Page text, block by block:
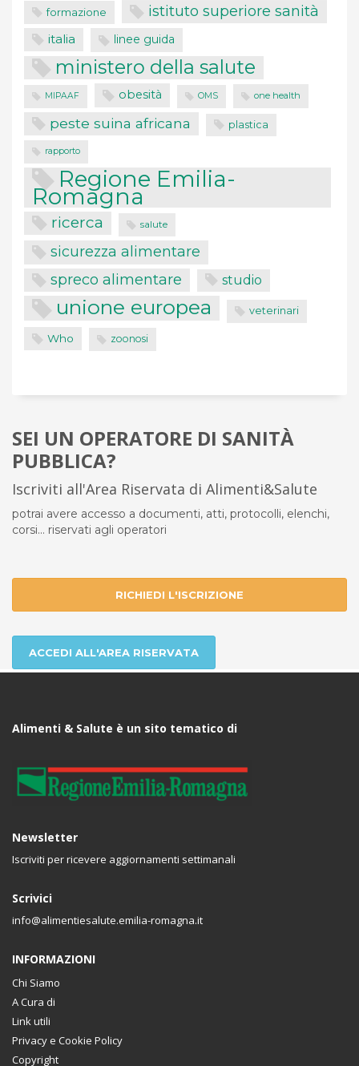
formazione istituto superiore sanità
italia linee guida
ministero della salute
MIPAAF obesità OMS one health
peste suina africana plastica
rapporto
Regione Emilia-
Romagna
ricerca salute
sicurezza alimentare
spreco alimentare studio
unione europea veterinari
Who zoonosi
SEI UN OPERATORE DI SANITÀ
PUBBLICA?
Iscriviti all'Area Riservata di Alimenti&Salute
potrai avere accesso a documenti, atti, protocolli, elenchi,
corsi... riservati agli operatori
RICHIEDI L'ISCRIZIONE
ACCEDI ALL'AREA RISERVATA
Alimenti & Salute è un sito tematico di
Newsletter
Iscriviti per ricevere aggiornamenti settimanali
Scrivici
info@alimentiesalute.emilia-romagna.it
INFORMAZIONI
Chi Siamo
A Cura di
Link utili
Privacy e Cookie Policy
Copyright